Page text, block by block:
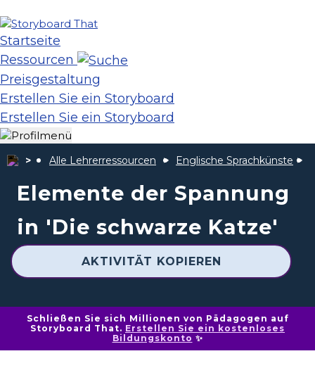
Startseite
Ressourcen
Preisgestaltung
Erstellen Sie ein Storyboard
Erstellen Sie ein Storyboard
Alle Lehrerressourcen Englische Sprachkünste
Elemente der Spannung
in 'Die schwarze Katze'
AKTIVITÄT KOPIEREN
Schließen Sie sich Millionen von Pädagogen auf
Storyboard That. Erstellen Sie ein kostenloses
Bildungskonto ✨